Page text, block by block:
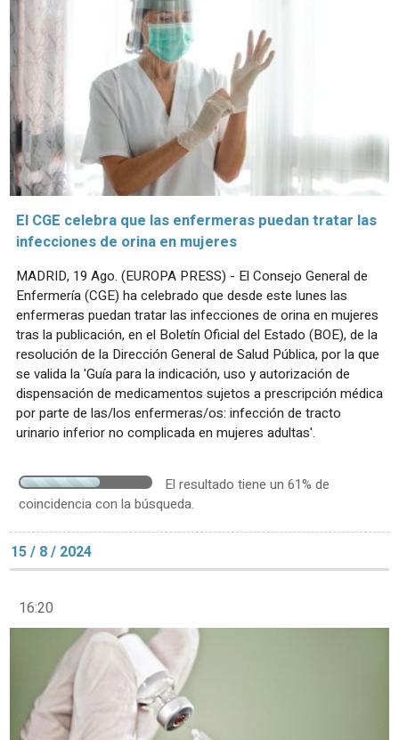
El CGE celebra que las enfermeras puedan tratar las
infecciones de orina en mujeres
MADRID, 19 Ago. (EUROPA PRESS) - El Consejo General de
Enfermería (CGE) ha celebrado que desde este lunes las
enfermeras puedan tratar las infecciones de orina en mujeres
tras la publicación, en el Boletín Oficial del Estado (BOE), de la
resolución de la Dirección General de Salud Pública, por la que
se valida la 'Guía para la indicación, uso y autorización de
dispensación de medicamentos sujetos a prescripción médica
por parte de las/los enfermeras/os: infección de tracto
urinario inferior no complicada en mujeres adultas'.
El resultado tiene un 61% de
coincidencia con la búsqueda.
15 / 8 / 2024
16:20